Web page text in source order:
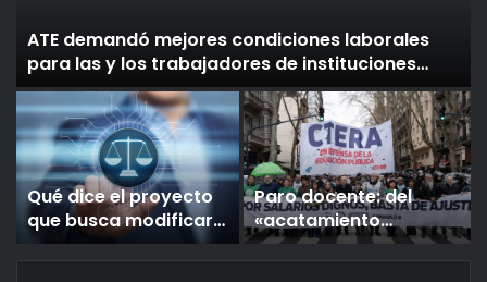
ATE demandó mejores condiciones laborales
para las y los trabajadores de instituciones
educativas
Qué dice el proyecto
que busca modificar
el Código Penal y Civil
Paro docente: del
«acatamiento
altísimo» de CTERA al